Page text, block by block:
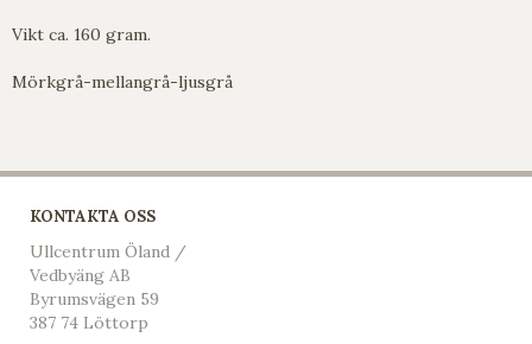
Vikt ca. 160 gram.
Mörkgrå-mellangrå-ljusgrå
KONTAKTA OSS
Ullcentrum Öland /
Vedbyäng AB
Byrumsvägen 59
387 74 Löttorp